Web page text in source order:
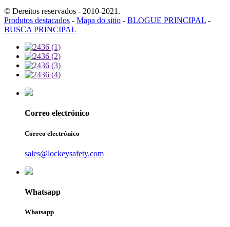
© Dereitos reservados - 2010-2021.
Produtos destacados - Mapa do sitio - BLOGUE PRINCIPAL -
BUSCA PRINCIPAL
Correo electrónico
Correo electrónico
sales@lockeysafety.com
Whatsapp
Whatsapp